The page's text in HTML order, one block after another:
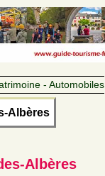
- Automobiles
Albères
Albères